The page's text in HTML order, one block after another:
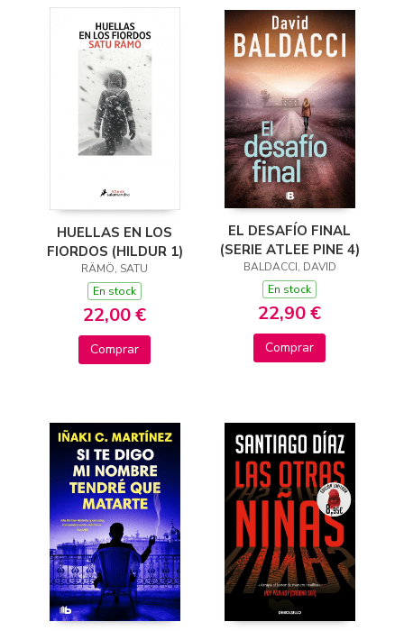
HUELLAS EN LOS
FIORDOS (HILDUR 1)
RÄMÖ, SATU
En stock
22,00 €
Comprar
EL DESAFÍO FINAL
(SERIE ATLEE PINE 4)
BALDACCI, DAVID
En stock
22,90 €
Comprar